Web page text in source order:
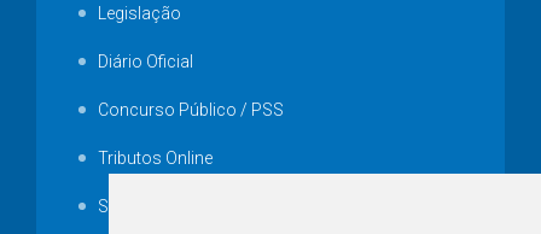
Legislação
Diário Oficial
Concurso Público / PSS
Tributos Online
Serviços ISS-E